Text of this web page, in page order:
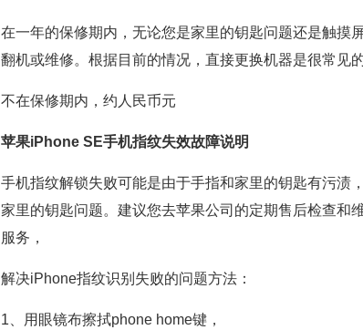
在一年的保修期内，无论您是家里的钥匙问题还是触摸
翻机或维修。根据目前的情况，直接更换机器是很常见的
不在保修期内，约人民币元
苹果iPhone SE手机指纹失效故障说明
手机指纹解锁失败可能是由于手指和家里的钥匙有污渍
家里的钥匙问题。建议您去苹果公司的定期售后检查和
服务，
解决iPhone指纹识别失败的问题方法：
1、用眼镜布擦拭phone home键，